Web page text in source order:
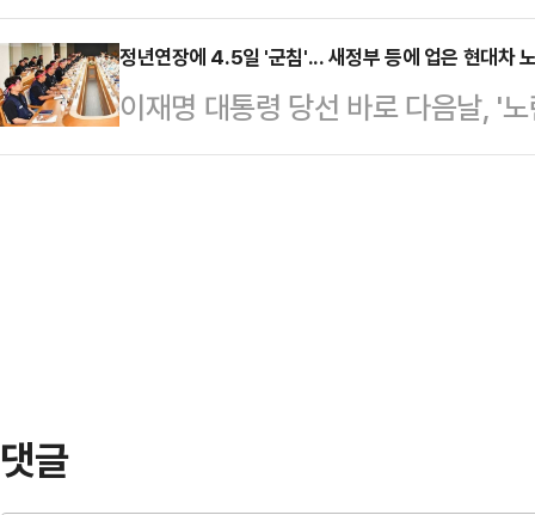
다.나경원 국민의힘 의원…
존이라며 다른 카페를 알려줬다"면
반가워하는 시선도 많은데, 왜 아이
했다.임현주는 한 공원에서 유모차
온 김에 찾…
과 가능한 대책이 뭐가 있을지를 챙
이재명 대통령은 9일 오전 서울 용
태스크포스(TF) 회의에서 이같이
도 보고해달라고 요구했다.이 대통
정년연장에 4.5일 '군침'... 새정부 등에 업은 현대차
이재명 대통령 당선 바로 다음날, '
이한주 국정기획위원장은 쏜살같
댓글